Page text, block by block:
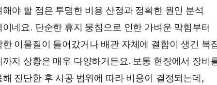
해야 할 점은 투명한 비용 산정과 정확한 원인 분석
이네요. 단순한 휴지 뭉침으로 인한 가벼운 막힘부터
한 이물질이 들어갔거나 배관 자체에 결함이 생긴 복
까지 상황은 매우 다양하거든요. 보통 현장에서 장비
해 진단한 후 시공 범위에 따라 비용이 결정되는데,